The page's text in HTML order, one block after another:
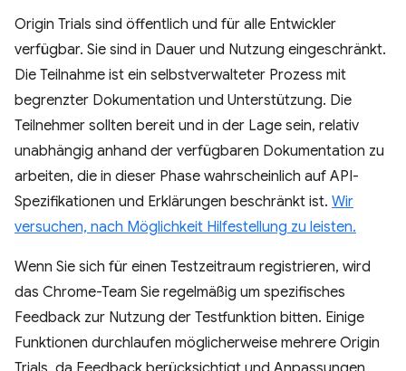
Origin Trials sind öffentlich und für alle Entwickler
verfügbar. Sie sind in Dauer und Nutzung eingeschränkt.
Die Teilnahme ist ein selbstverwalteter Prozess mit
begrenzter Dokumentation und Unterstützung. Die
Teilnehmer sollten bereit und in der Lage sein, relativ
unabhängig anhand der verfügbaren Dokumentation zu
arbeiten, die in dieser Phase wahrscheinlich auf API-
Spezifikationen und Erklärungen beschränkt ist. Wir
versuchen, nach Möglichkeit Hilfestellung zu leisten.
Wenn Sie sich für einen Testzeitraum registrieren, wird
das Chrome-Team Sie regelmäßig um spezifisches
Feedback zur Nutzung der Testfunktion bitten. Einige
Funktionen durchlaufen möglicherweise mehrere Origin